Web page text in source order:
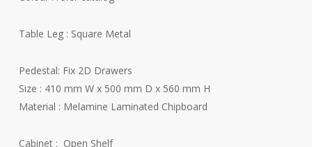
Table Leg : Square Metal
Pedestal: Fix 2D Drawers
Size : 410 mm W x 500 mm D x 560 mm H
Material : Melamine Laminated Chipboard
Cabinet : Open Shelf